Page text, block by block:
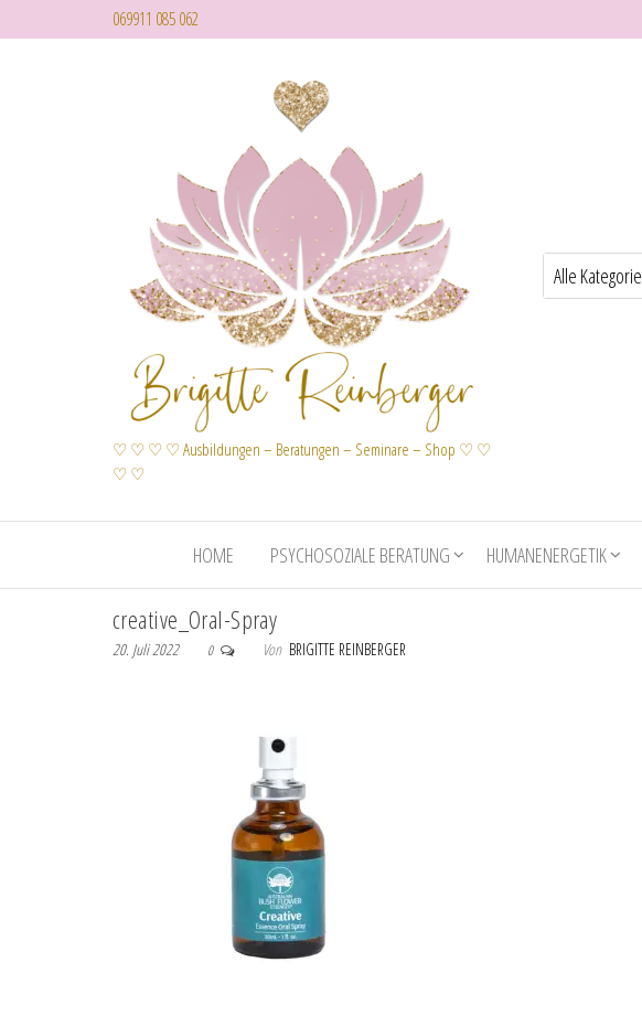
069911 085 062
♡ ♡ ♡ ♡ Ausbildungen – Beratungen – Seminare – Shop ♡ ♡
♡ ♡
HOME PSYCHOSOZIALE BERATUNG HUMANENERGETIK
creative_Oral-Spray
20. Juli 2022 0 Von BRIGITTE REINBERGER